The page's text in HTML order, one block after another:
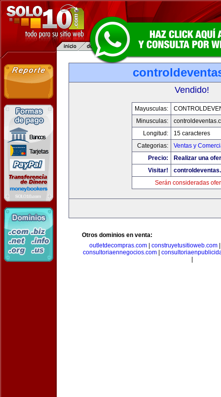
Vendido!
Mayusculas:
Minusculas:
Longitud:
15 caracteres
Categorias:
Ventas y
Precio:
Realizar una
Visitar!
Serán consideradas
Otros dominios en venta:
outletdecompras.com
construyetusitioweb.com
consultoriaennegocios.com|